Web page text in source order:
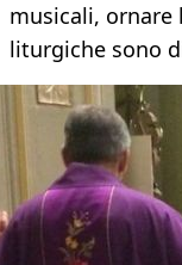
musicali, ornare
liturgiche sono